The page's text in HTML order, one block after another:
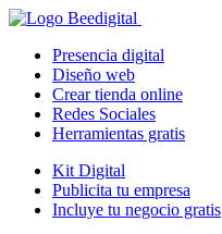
Presencia digital
Diseño web
Crear tienda online
Redes Sociales
Herramientas gratis
Kit Digital
Publicita tu empresa
Incluye tu negocio gratis